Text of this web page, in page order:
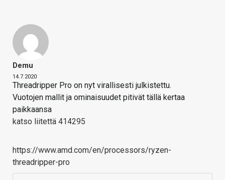
Demu
14.7.2020
Threadripper Pro on nyt virallisesti julkistettu.
Vuotojen mallit ja ominaisuudet pitivät tällä kertaa
paikkaansa
katso liitettä 414295
https://www.amd.com/en/processors/ryzen-
threadripper-pro